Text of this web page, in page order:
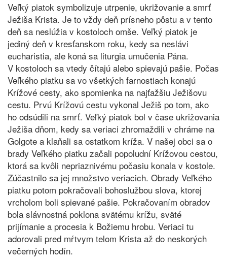
Veľký piatok symbolizuje utrpenie, ukrižovanie a smrť
Ježiša Krista. Je to vždy deň prísneho pôstu a v tento
deň sa neslúžia v kostoloch omše. Veľký piatok je
jediný deň v kresťanskom roku, kedy sa neslávi
eucharistia, ale koná sa liturgia umučenia Pána.
V kostoloch sa vtedy čítajú alebo spievajú pašie. Počas
Veľkého piatku sa vo všetkých farnostiach konajú
Krížové cesty, ako spomienka na najťažšiu Ježišovu
cestu. Prvú Krížovú cestu vykonal Ježiš po tom, ako
ho odsúdili na smrť. Veľký piatok bol v čase ukrižovania
Ježiša dňom, kedy sa veriaci zhromaždili v chráme na
Golgote a klaňali sa ostatkom kríža. V našej obci sa o
brady Veľkého piatku začali popoludní Krížovou cestou,
ktorá sa kvôli nepriaznivému počasiu konala v kostole.
Zúčastnilo sa jej množstvo veriacich. Obrady Veľkého
piatku potom pokračovali bohoslužbou slova, ktorej
vrcholom boli spievané pašie. Pokračovaním obradov
bola slávnostná poklona svätému krížu, sväté
prijímanie a procesia k Božiemu hrobu. Veriaci tu
adorovali pred mŕtvym telom Krista až do neskorých
večerných hodín.